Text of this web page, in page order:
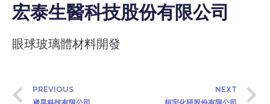
宏泰生醫科技股份有限公司
眼球玻璃體材料開發
PREVIOUS
NEXT